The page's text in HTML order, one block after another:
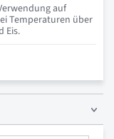
auf
Temperaturen über
Eis.